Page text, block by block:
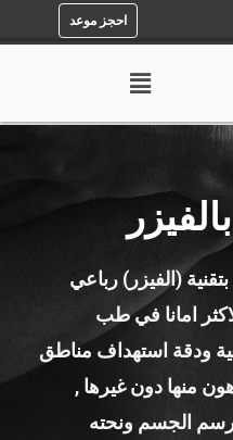
احجز موعد
(الفيزر) رباعي
امانا في طب
ودقة استهداف مناطق
منها دون غيرها ,
الجسم ونحته